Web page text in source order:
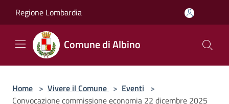
Regione Lombardia
Comune di Albino
Home > Vivere il Comune > Eventi >
Convocazione commissione economia 22 dicembre 2025